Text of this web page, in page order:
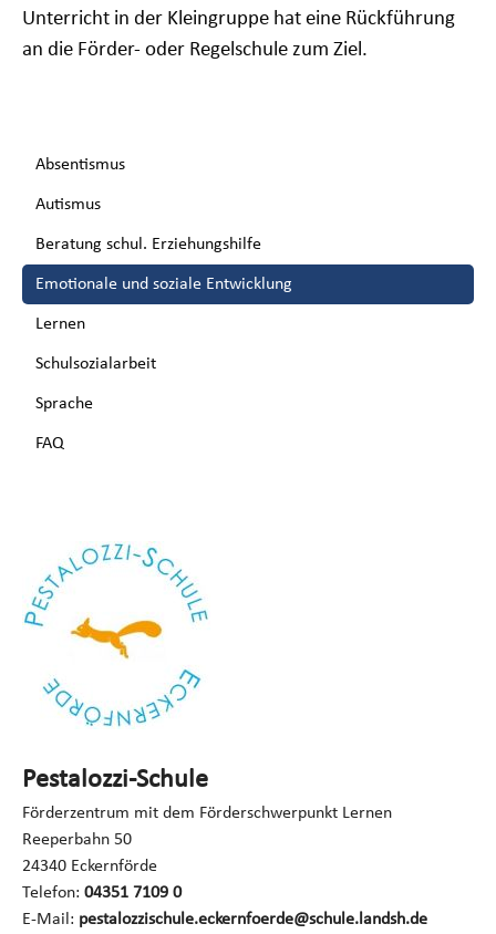
Unterricht in der Kleingruppe hat eine Rückführung
an die Förder- oder Regelschule zum Ziel.
überspringen
Absentismus
Autismus
Beratung schul. Erziehungshilfe
Emotionale und soziale Entwicklung
Lernen
Schulsozialarbeit
Sprache
FAQ
Pestalozzi-Schule
Förderzentrum mit dem Förderschwerpunkt Lernen
Reeperbahn 50
24340 Eckernförde
Telefon: 04351 7109 0
E-Mail: pestalozzischule.eckernfoerde@schule.landsh.de